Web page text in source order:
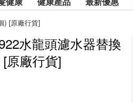
) [原廠行貨]
水龍頭濾水器替換
原廠行貨]